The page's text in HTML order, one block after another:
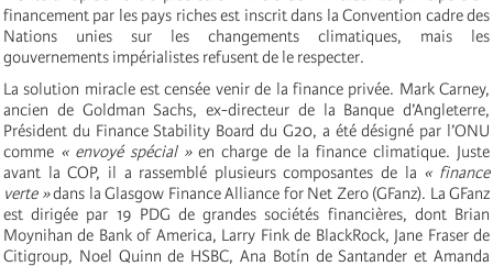
financement par les pays riches est inscrit dans la Convention cadre des
Nations unies sur les changements climatiques, mais les
gouvernements impérialistes refusent de le respecter.
La solution miracle est censée venir de la finance privée. Mark Carney,
ancien de Goldman Sachs, ex-directeur de la Banque d’Angleterre,
Président du Finance Stability Board du G20, a été désigné par l’ONU
comme « envoyé spécial »en charge de la finance climatique. Juste
avant la COP, il a rassemblé plusieurs composantes de la « finance
verte »dans la Glasgow Finance Alliance for Net Zero (GFanz). La GFanz
est dirigée par 19 PDG de grandes sociétés financières, dont Brian
Moynihan de Bank of America, Larry Fink de BlackRock, Jane Fraser de
Citigroup, Noel Quinn de HSBC, Ana Botín de Santander et Amanda